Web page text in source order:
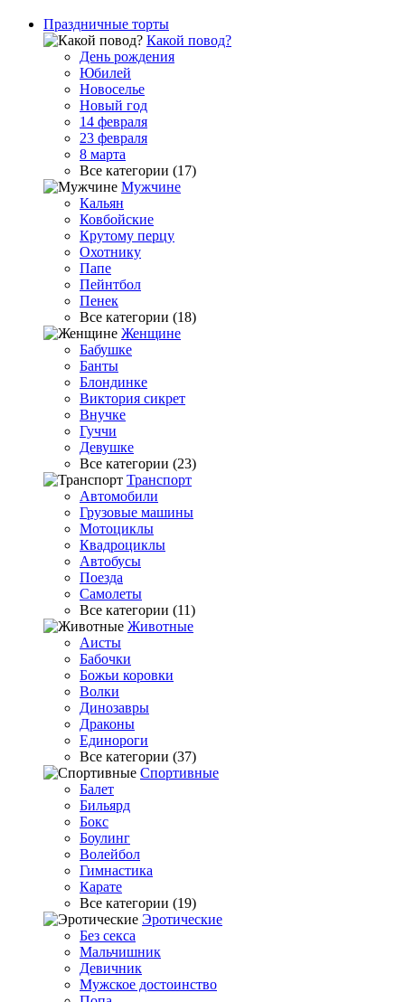
Праздничные торты
Какой повод?
День рождения
Юбилей
Новоселье
Новый год
14 февраля
23 февраля
8 марта
Все категории (17)
Мужчине
Кальян
Ковбойские
Крутому перцу
Охотнику
Папе
Пейнтбол
Пенек
Все категории (18)
Женщине
Бабушке
Банты
Блондинке
Виктория сикрет
Внучке
Гуччи
Девушке
Все категории (23)
Транспорт
Автомобили
Грузовые машины
Мотоциклы
Квадроциклы
Автобусы
Поезда
Самолеты
Все категории (11)
Животные
Аисты
Бабочки
Божьи коровки
Волки
Динозавры
Драконы
Единороги
Все категории (37)
Спортивные
Балет
Бильярд
Бокс
Боулинг
Волейбол
Гимнастика
Карате
Все категории (19)
Эротические
Без секса
Мальчишник
Девичник
Мужское достоинство